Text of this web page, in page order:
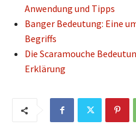
Anwendung und Tipps
Banger Bedeutung: Eine
Begriffs
Die Scaramouche
Erklärung